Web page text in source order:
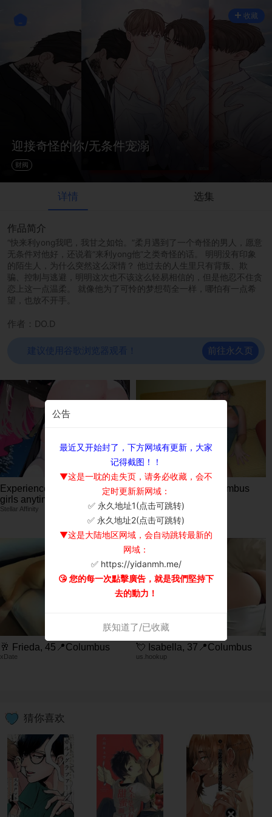
迎接奇怪的你/无条件宠溺
财阀
收藏
详情 选集
作品简介
“快来利yong我吧，我甘之如饴。”柔月遇到了一个奇怪的男人，愿意
无条件对他好，还说着“来利yong他”之类奇怪的话。 明明没有印象
的陌生人，为什么突然这么深情？ 他过去的人生里只有背叛、欺
骗、控制与逃避，明明这次也不该这么轻易相信的，但是他忍不住贪
恋上这一点温柔。 就像他为了可怜的梦想苟全一样，哪怕有一点希
望，也放不开手。
作者：DO.D
建议使用谷歌浏览器观看！ 前往永久页
Experience intense desire for
girls anytime, anywhere.
Stellar Affinity
💚 Gianna, 43📍Columbus
xDate.us
🥂 Frieda, 45📍Columbus
xDate
💘 Isabella, 37📍Columbus
us.hookup
猜你喜欢
公告
最近又开始封了，下方网域有更新，大家
记得截图！！
▼这是一耽的走失页，请务必收藏，会不
定时更新新网域：
✅ 永久地址1(点击可跳转)
✅ 永久地址2(点击可跳转)
▼这是大陆地区网域，会自动跳转最新的
网域：
✅ https://yidanmh.me/
😘 您的每一次點擊廣告，就是我們堅持下
去的動力！
朕知道了/已收藏
×